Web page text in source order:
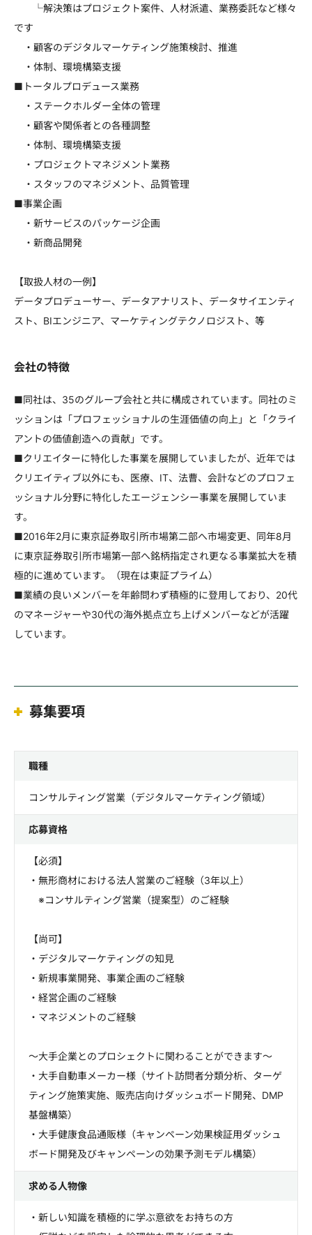
└解決策はプロジェクト案件、人材派遣、業務委託など様々
です
・顧客のデジタルマーケティング施策検討、推進
・体制、環境構築支援
■トータルプロデュース業務
・ステークホルダー全体の管理
・顧客や関係者との各種調整
・体制、環境構築支援
・プロジェクトマネジメント業務
・スタッフのマネジメント、品質管理
■事業企画
・新サービスのパッケージ企画
・新商品開発
【取扱人材の一例】
データプロデューサー、データアナリスト、データサイエンティ
スト、BIエンジニア、マーケティングテクノロジスト、等
会社の特徴
■同社は、35のグループ会社と共に構成されています。同社のミ
ッションは「プロフェッショナルの生涯価値の向上」と「クライ
アントの価値創造への貢献」です。
■クリエイターに特化した事業を展開していましたが、近年では
クリエイティブ以外にも、医療、IT、法曹、会計などのプロフェ
ッショナル分野に特化したエージェンシー事業を展開していま
す。
■2016年2月に東京証券取引所市場第二部へ市場変更、同年8月
に東京証券取引所市場第一部へ銘柄指定され更なる事業拡大を積
極的に進めています。（現在は東証プライム）
■業績の良いメンバーを年齢問わず積極的に登用しており、20代
のマネージャーや30代の海外拠点立ち上げメンバーなどが活躍
しています。
募集要項
職種
コンサルティング営業（デジタルマーケティング領域）
応募資格
【必須】
・無形商材における法人営業のご経験（3年以上）
※コンサルティング営業（提案型）のご経験
【尚可】
・デジタルマーケティングの知見
・新規事業開発、事業企画のご経験
・経営企画のご経験
・マネジメントのご経験
～大手企業とのプロシェクトに関わることができます～
・大手自動車メーカー様（サイト訪問者分類分析、ターゲ
ティング施策実施、販売店向けダッシュボード開発、DMP
基盤構築）
・大手健康食品通販様（キャンペーン効果検証用ダッシュ
ボード開発及びキャンペーンの効果予測モデル構築）
求める人物像
・新しい知識を積極的に学ぶ意欲をお持ちの方